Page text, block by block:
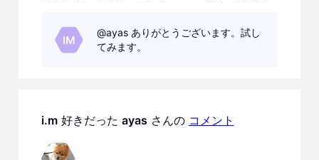
アラートをできるだけリアルタイムで確認したい。
バーの 停止アラート(Message ID CDEV6131）は
am8:00に届いたが 復旧アラート(Message ID
IM
@ayas​ ありがとうございます。試し
てみます。
i.m 好きだった ayas さんの コメント